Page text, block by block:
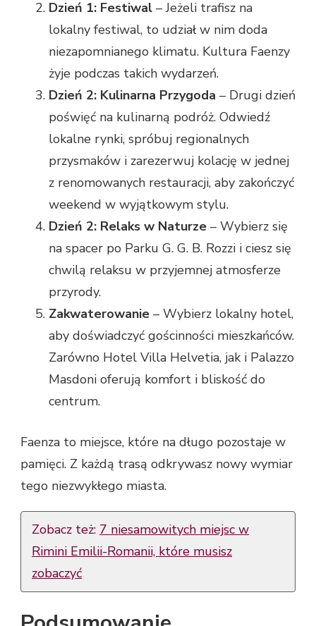
Dzień 1: Festiwal – Jeżeli trafisz na
lokalny festiwal, to udział w nim doda
niezapomnianego klimatu. Kultura Faenzy
żyje podczas takich wydarzeń.
Dzień 2: Kulinarna Przygoda – Drugi dzień
poświęć na kulinarną podróż. Odwiedź
lokalne rynki, spróbuj regionalnych
przysmaków i zarezerwuj kolację w jednej
z renomowanych restauracji, aby zakończyć
weekend w wyjątkowym stylu.
Dzień 2: Relaks w Naturze – Wybierz się
na spacer po Parku G. G. B. Rozzi i ciesz się
chwilą relaksu w przyjemnej atmosferze
przyrody.
Zakwaterowanie – Wybierz lokalny hotel,
aby doświadczyć gościnności mieszkańców.
Zarówno Hotel Villa Helvetia, jak i Palazzo
Masdoni oferują komfort i bliskość do
centrum.
Faenza to miejsce, które na długo pozostaje w
pamięci. Z każdą trasą odkrywasz nowy wymiar
tego niezwykłego miasta.
Zobacz też: 7 niesamowitych miejsc w
Rimini Emilii-Romanii, które musisz
zobaczyć